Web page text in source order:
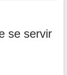
se servir